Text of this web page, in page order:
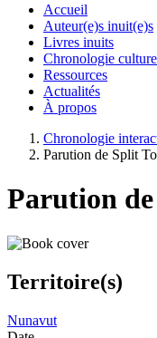
Accueil
Auteur(e)s inuit(e)s
Livres inuits
Chronologie
Ressources
Actualités
À propos
Chronologie
Parution de Split
Parution
Territoire(s)
Nunavut